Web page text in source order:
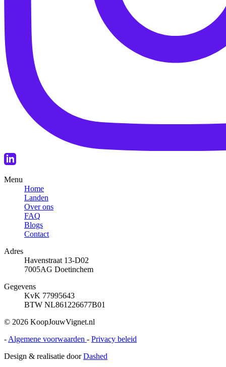
Menu
Home
Landen
Over ons
FAQ
Blogs
Contact
Adres
Havenstraat 13-D02
7005AG Doetinchem
Gegevens
KvK 77995643
BTW NL861226677B01
© 2026 KoopJouwVignet.nl
- Algemene voorwaarden - Privacy beleid
Design & realisatie doorDashed